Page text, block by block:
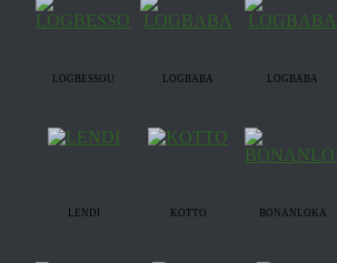
LOGBESSOU LOGBABA LOGBABA
LENDI KOTTO BONANLOKA